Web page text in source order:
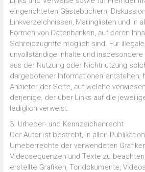
eingerichteten Gästebüchern,
Linkverzeichnissen, Mailinglisten und in
Formen von Datenbanken, auf deren
Schreibzugriffe möglich sind. Für
unvollständige Inhalte und
aus der Nutzung oder Nichtnutzung
dargebotener Informationen entstehen,
Anbieter der Seite, auf welche
derjenige, der über Links auf die
lediglich verweist.
3. Urheber- und Kennzeichenrecht
Der Autor ist bestrebt, in allen
Urheberrechte der verwendeten
Videosequenzen und Texte zu
erstellte Grafiken, Tondokumente,